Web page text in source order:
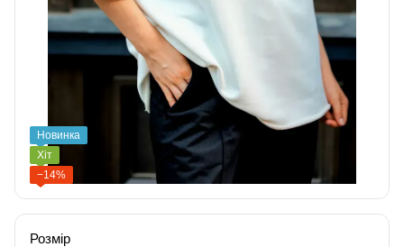
Новинка
Хіт
−14%
Розмір